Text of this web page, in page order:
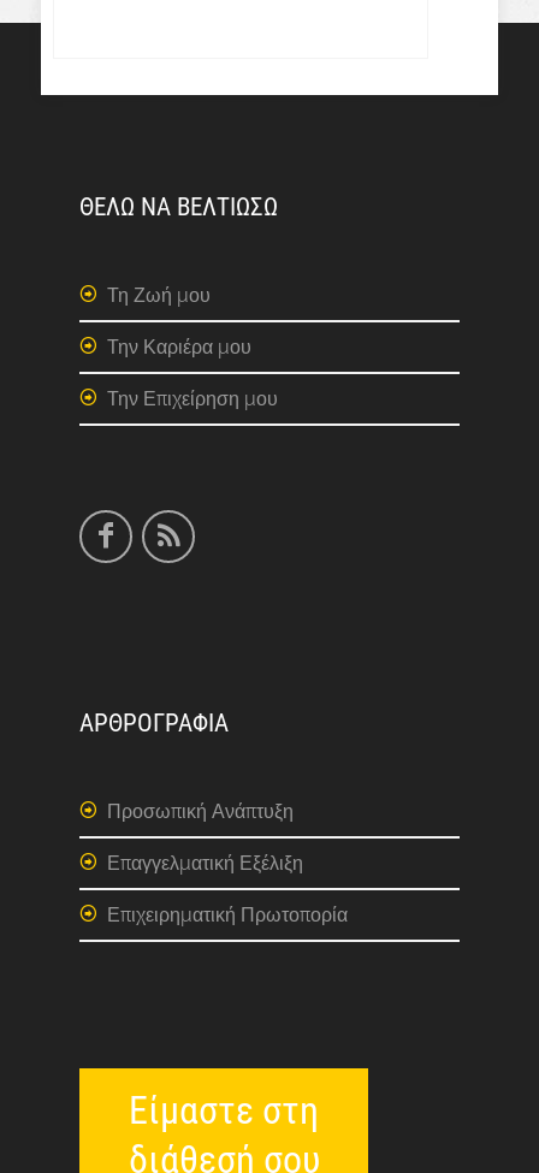
ΘΕΛΩ ΝΑ ΒΕΛΤΙΩΣΩ
Τη Ζωή μου
Την Καριέρα μου
Την Επιχείρηση μου
ΑΡΘΡΟΓΡΑΦΙΑ
Προσωπική Ανάπτυξη
Επαγγελματική Εξέλιξη
Επιχειρηματική Πρωτοπορία
Είμαστε στη
διάθεσή σου